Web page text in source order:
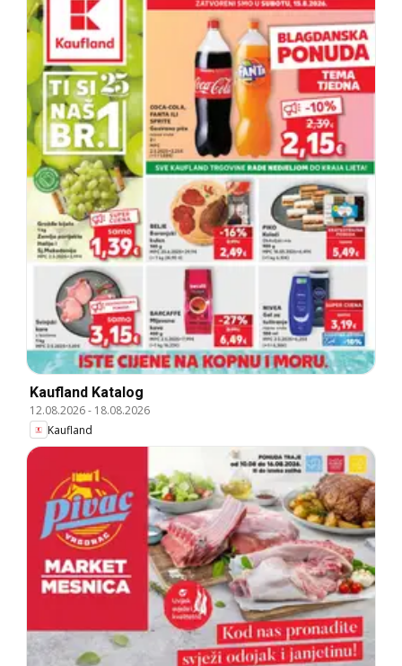
Kaufland Katalog
12.08.2026- 18.08.2026
Kaufland